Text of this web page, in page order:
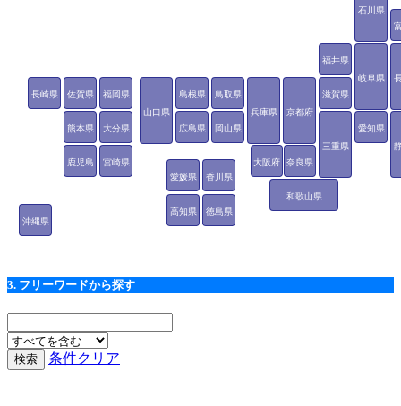
石川県
福井県
岐阜県
愛知県
三重県
滋賀県
京都府
大阪府
兵庫県
奈良県
和歌山県
鳥取県
島根県
岡山県
広島県
山口県
徳島県
香川県
愛媛県
高知県
福岡県
佐賀県
長崎県
熊本県 大分県
宮崎県
鹿児島
沖縄県
3. フリーワードから探す
条件クリア